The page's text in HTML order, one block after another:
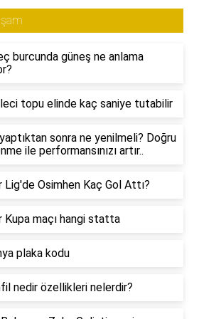
burcunda güneş ne anlama
topu elinde kaç saniye tutabilir
sonra ne yenilmeli? Doğru
ile performansınızı artır..
Lig'de Osimhen Kaç Gol Attı?
Kupa maçı hangi statta
plaka kodu
nedir özellikleri nelerdir?